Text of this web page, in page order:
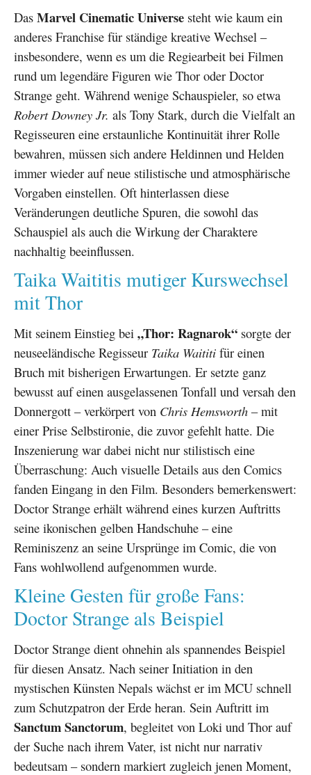
Das Marvel Cinematic Universe steht wie kaum ein
anderes Franchise für ständige kreative Wechsel –
insbesondere, wenn es um die Regiearbeit bei Filmen
rund um legendäre Figuren wie Thor oder Doctor
Strange geht. Während wenige Schauspieler, so etwa
Robert Downey Jr. als Tony Stark, durch die Vielfalt an
Regisseuren eine erstaunliche Kontinuität ihrer Rolle
bewahren, müssen sich andere Heldinnen und Helden
immer wieder auf neue stilistische und atmosphärische
Vorgaben einstellen. Oft hinterlassen diese
Veränderungen deutliche Spuren, die sowohl das
Schauspiel als auch die Wirkung der Charaktere
nachhaltig beeinflussen.
Taika Waititis mutiger Kurswechsel
mit Thor
Mit seinem Einstieg bei „Thor: Ragnarok“ sorgte der
neuseeländische Regisseur Taika Waititi für einen
Bruch mit bisherigen Erwartungen. Er setzte ganz
bewusst auf einen ausgelassenen Tonfall und versah den
Donnergott – verkörpert von Chris Hemsworth – mit
einer Prise Selbstironie, die zuvor gefehlt hatte. Die
Inszenierung war dabei nicht nur stilistisch eine
Überraschung: Auch visuelle Details aus den Comics
fanden Eingang in den Film. Besonders bemerkenswert:
Doctor Strange erhält während eines kurzen Auftritts
seine ikonischen gelben Handschuhe – eine
Reminiszenz an seine Ursprünge im Comic, die von
Fans wohlwollend aufgenommen wurde.
Kleine Gesten für große Fans:
Doctor Strange als Beispiel
Doctor Strange dient ohnehin als spannendes Beispiel
für diesen Ansatz. Nach seiner Initiation in den
mystischen Künsten Nepals wächst er im MCU schnell
zum Schutzpatron der Erde heran. Sein Auftritt im
Sanctum Sanctorum, begleitet von Loki und Thor auf
der Suche nach ihrem Vater, ist nicht nur narrativ
bedeutsam – sondern markiert zugleich jenen Moment,